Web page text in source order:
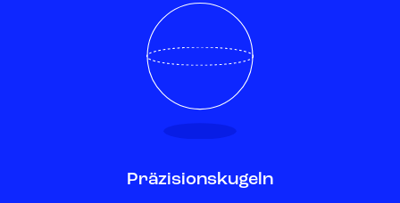
Präzisionskugeln